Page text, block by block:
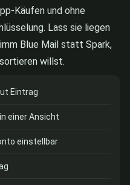
Käufen und ohne
Lass sie liegen
Blue Mail statt Spark,
willst.
Eintrag
in einer Ansicht
einstellbar